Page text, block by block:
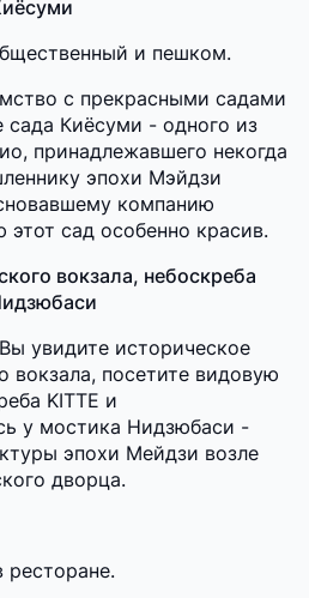
и пешком.
с прекрасными садами
Киёсуми - одного из
принадлежавшего некогда
эпохи Мэйдзи
компанию
сад особенно красив.
вокзала, небоскреба
увидите историческое
вокзала, посетите видовую
KITTE и
у мостика Нидзюбаси -
эпохи Мейдзи возле
дворца.
ресторане.